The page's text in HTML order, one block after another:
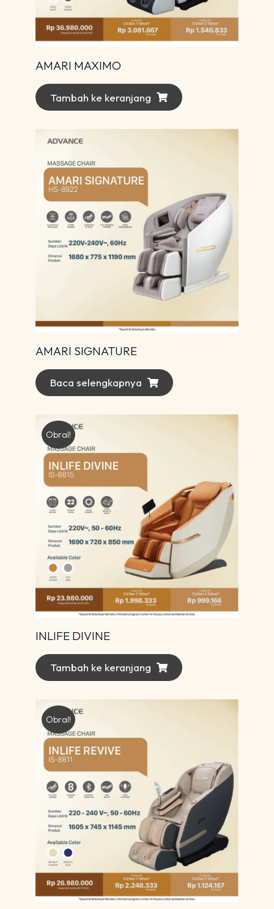
AMARI MAXIMO
Tambah ke keranjang
AMARI SIGNATURE
Baca selengkapnya
Obral!
INLIFE DIVINE
Tambah ke keranjang
Obral!